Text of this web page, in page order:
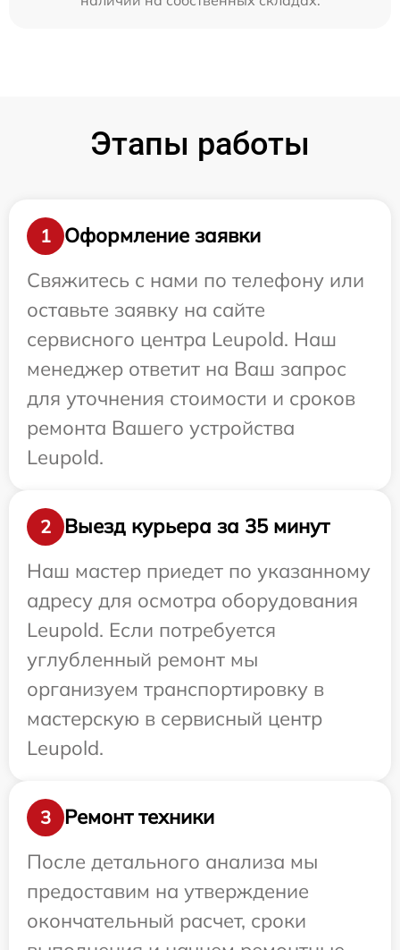
Этапы работы
1
Оформление заявки
Свяжитесь с нами по телефону или
оставьте заявку на сайте
сервисного центра Leupold. Наш
менеджер ответит на Ваш запрос
для уточнения стоимости и сроков
ремонта Вашего устройства
Leupold.
2
Выезд курьера за 35 минут
Наш мастер приедет по указанному
адресу для осмотра оборудования
Leupold. Если потребуется
углубленный ремонт мы
организуем транспортировку в
мастерскую в сервисный центр
Leupold.
3
Ремонт техники
После детального анализа мы
предоставим на утверждение
окончательный расчет, сроки